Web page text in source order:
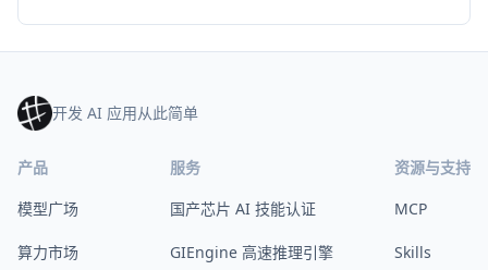
开发 AI 应用从此简单
产品
模型广场
算力市场
服务
国产芯片 AI 技能认证
GIEngine 高速推理引擎
资源与支持
MCP
Skills